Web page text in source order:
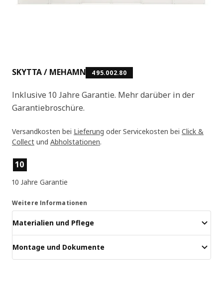
SKYTTA / MEHAMN 495.002.80
Inklusive 10 Jahre Garantie. Mehr darüber in der
Garantiebroschüre.
Versandkosten bei Lieferung oder Servicekosten bei Click &
Collect und Abholstationen.
Produktmerkmale
10
10 Jahre Garantie
Weitere Informationen
Materialien und Pflege
Montage und Dokumente